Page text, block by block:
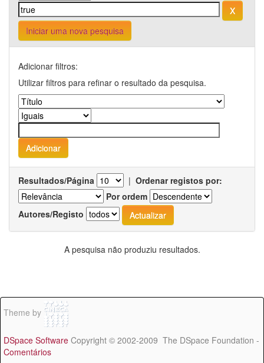
Iniciar uma nova pesquisa
Adicionar filtros:
Utilizar filtros para refinar o resultado da pesquisa.
Resultados/Página | Ordenar registos por:
Por ordem
Autores/Registo
A pesquisa não produziu resultados.
Theme by
DSpace Software Copyright © 2002-2009 The DSpace Foundation -
Comentários